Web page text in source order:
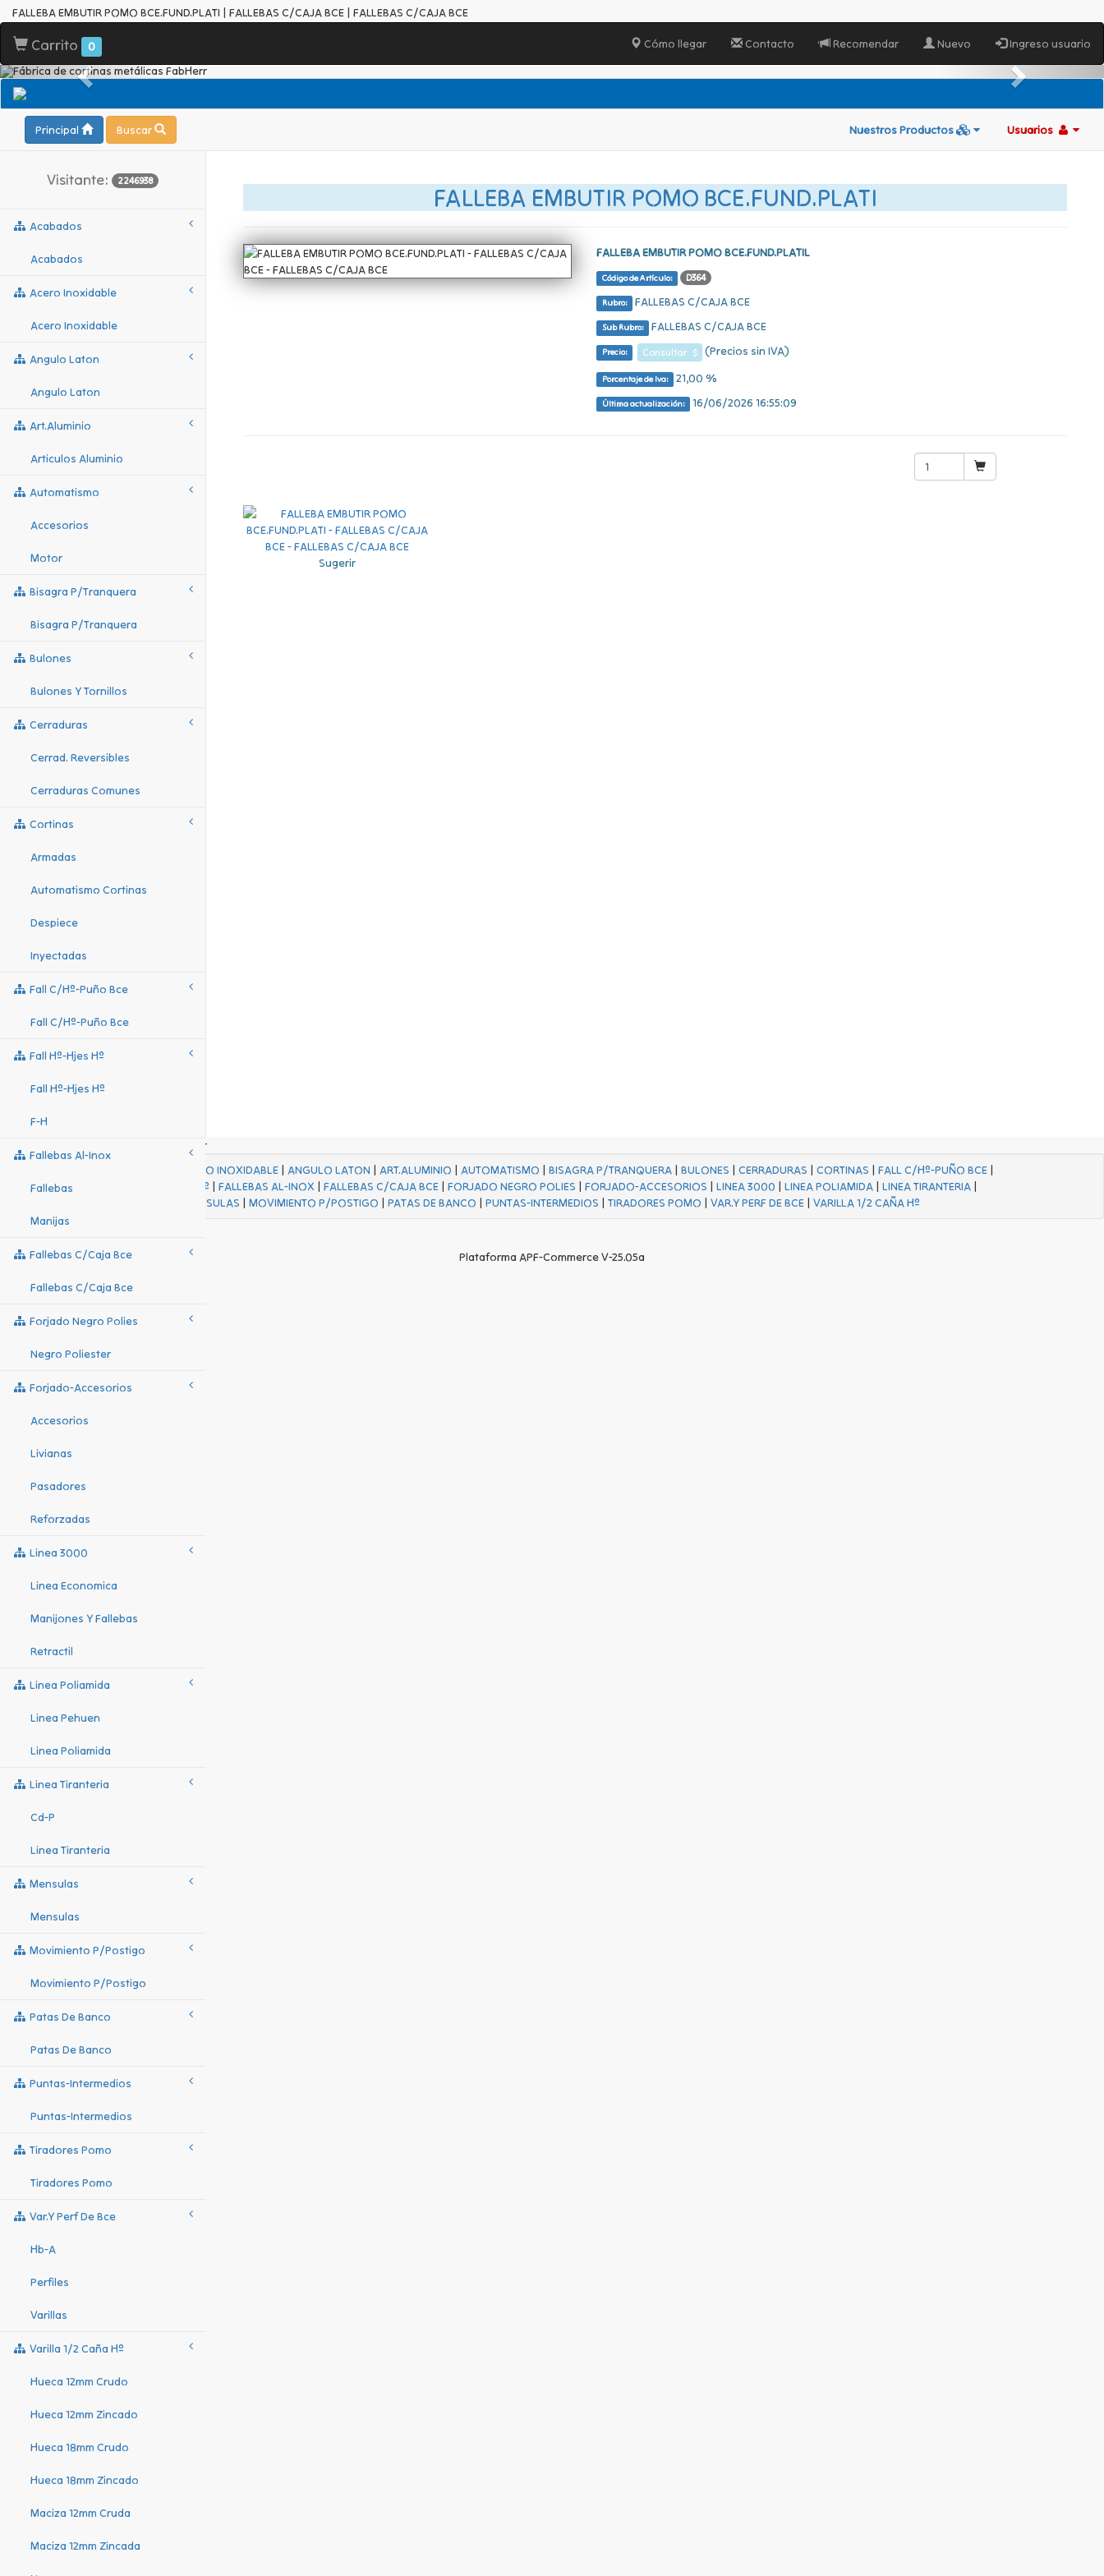
FALLEBA EMBUTIR POMO BCE.FUND.PLATI | FALLEBAS C/CAJA BCE | FALLEBAS C/CAJA BCE
Carrito 0 Cómo llegar Contacto Recomendar Nuevo Ingreso usuario
Principal Buscar Nuestros Productos Usuarios
Visitante: 2246938
Acabados
Acabados
Acero Inoxidable
Acero Inoxidable
Angulo Laton
Angulo Laton
Art.aluminio
Articulos Aluminio
Automatismo
Accesorios
Motor
Bisagra P/tranquera
Bisagra P/tranquera
Bulones
Bulones Y Tornillos
Cerraduras
Cerrad. Reversibles
Cerraduras Comunes
Cortinas
Armadas
Automatismo Cortinas
Despiece
Inyectadas
Fall C/hº-Puño Bce
Fall C/hº-Puño Bce
Fall Hº-Hjes Hº
Fall Hº-Hjes Hº
F-H
Fallebas Al-Inox
Fallebas
Manijas
Fallebas C/caja Bce
Fallebas C/caja Bce
Forjado Negro Polies
Negro Poliester
Forjado-Accesorios
Accesorios
Livianas
Pasadores
Reforzadas
Linea 3000
Linea Economica
Manijones Y Fallebas
Retractil
Linea Poliamida
Linea Pehuen
Linea Poliamida
Linea Tiranteria
Cd-P
Linea Tiranteria
Mensulas
Mensulas
Movimiento P/postigo
Movimiento P/postigo
Patas De Banco
Patas De Banco
Puntas-Intermedios
Puntas-Intermedios
Tiradores Pomo
Tiradores Pomo
Var.y Perf De Bce
Hb-A
Perfiles
Varillas
Varilla 1/2 Caña Hº
Hueca 12mm Crudo
Hueca 12mm Zincado
Hueca 18mm Crudo
Hueca 18mm Zincado
Maciza 12mm Cruda
Maciza 12mm Zincada
FALLEBA EMBUTIR POMO BCE.FUND.PLATI
FALLEBA EMBUTIR POMO BCE.FUND.PLATIL
Código de Artículo: D364
Rubro: FALLEBAS C/CAJA BCE
Sub Rubro: FALLEBAS C/CAJA BCE
Precio: Consultar $ (Precios sin IVA)
Porcentaje de Iva: 21,00 %
Última actualización: 16/06/2026 16:55:09
Sugerir
ACERO INOXIDABLE| ANGULO LATON | ART.ALUMINIO | AUTOMATISMO | BISAGRA P/TRANQUERA| BULONES | CERRADURAS | CORTINAS | FALL C/Hº-PUÑO BCE|
FALL Hº-HJES Hº |FALLEBAS AL-INOX |FALLEBAS C/CAJA BCE |FORJADO NEGRO POLIES |FORJADO-ACCESORIOS |LINEA 3000 |LINEA POLIAMIDA |LINEA TIRANTERIA |
MENSULAS | MOVIMIENTO P/POSTIGO | PATAS DE BANCO | PUNTAS-INTERMEDIOS | TIRADORES POMO | VAR.Y PERF DE BCE| VARILLA 1/2 CAÑA Hº
Plataforma APF-Commerce V-25.05a